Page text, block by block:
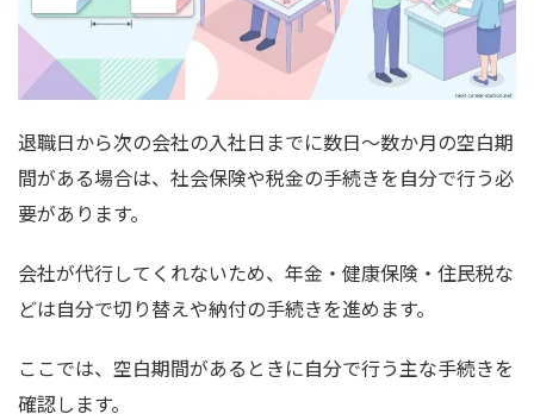
退職日から次の会社の入社日までに数日～数か月の空白期
間がある場合は、社会保険や税金の手続きを自分で行う必
要があります。
会社が代行してくれないため、年金・健康保険・住民税な
どは自分で切り替えや納付の手続きを進めます。
ここでは、空白期間があるときに自分で行う主な手続きを
確認します。